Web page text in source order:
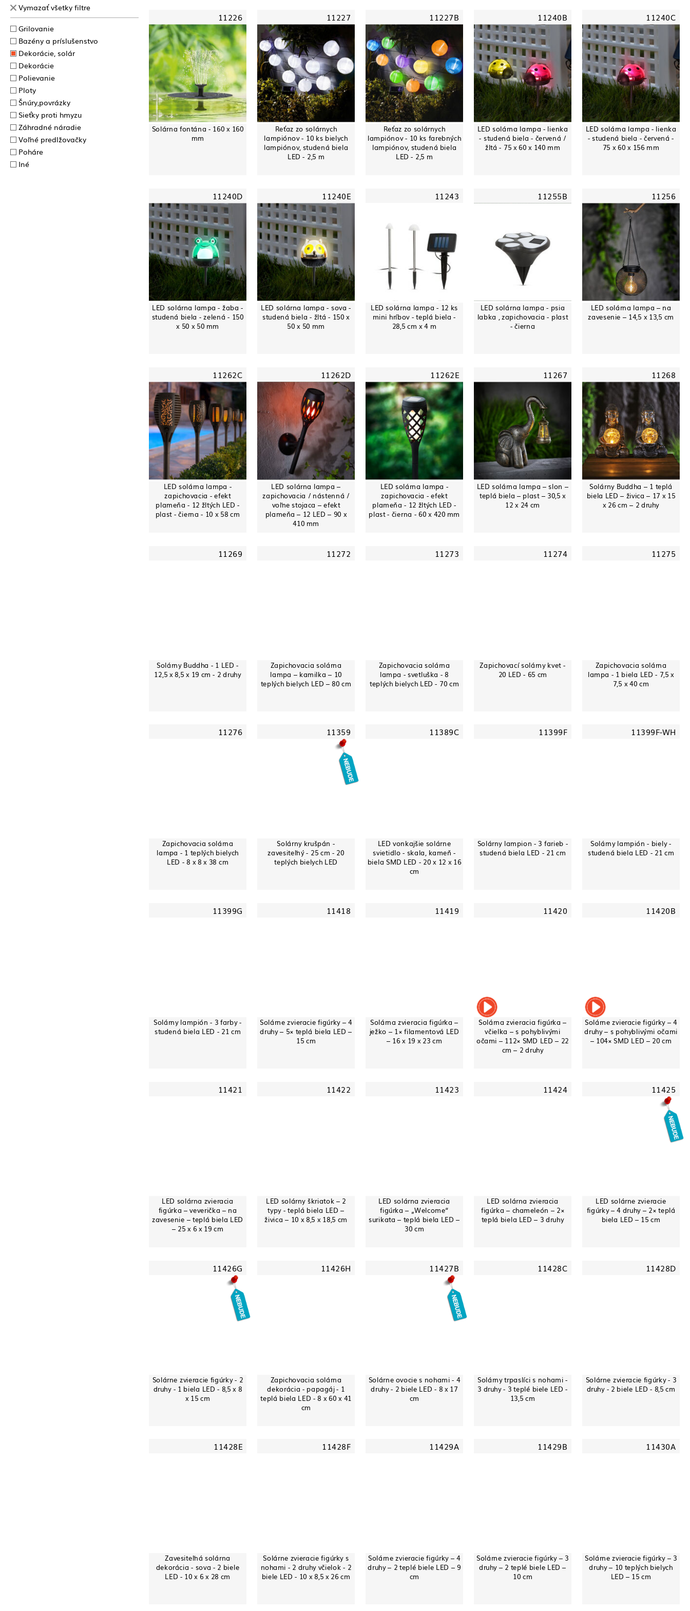
Vymazať všetky filtre
Grilovanie
Bazény a príslušenstvo
Dekorácie, solár
Dekorácie
Polievanie
Ploty
Šnúry,povrázky
Sieťky proti hmyzu
Záhradné náradie
Voľné predlžovačky
Poháre
Iné
11226
Solárna fontána - 160 x 160
mm
11227
Reťaz zo solárnych
lampiónov - 10 ks bielych
lampiónov, studená biela
LED - 2,5 m
11227B
Reťaz zo solárnych
lampiónov - 10 ks farebných
lampiónov, studená biela
LED - 2,5 m
11240B
LED solárna lampa - lienka
- studená biela - červená /
žltá - 75 x 60 x 140 mm
11240C
LED solárna lampa - lienka
- studená biela - červená -
75 x 60 x 156 mm
11240D
LED solárna lampa - žaba -
studená biela - zelená - 150
x 50 x 50 mm
11240E
LED solárna lampa - sova -
studená biela - žltá - 150 x
50 x 50 mm
11243
LED solárna lampa - 12 ks
mini hríbov - teplá biela -
28,5 cm x 4 m
11255B
LED solárna lampa - psia
labka , zapichovacia - plast
- čierna
11256
LED solárna lampa – na
zavesenie – 14,5 x 13,5 cm
11262C
LED solárna lampa -
zapichovacia - efekt
plameňa - 12 žltých LED -
plast - čierna - 10 x 58 cm
11262D
LED solárna lampa –
zapichovacia / nástenná /
voľne stojaca – efekt
plameňa – 12 LED – 90 x
410 mm
11262E
LED solárna lampa -
zapichovacia - efekt
plameňa - 12 žltých LED -
plast - čierna - 60 x 420 mm
11267
LED solárna lampa – slon –
teplá biela – plast – 30,5 x
12 x 24 cm
11268
Solárny Buddha – 1 teplá
biela LED – živica – 17 x 15
x 26 cm – 2 druhy
11269
Solárny Buddha - 1 LED -
12,5 x 8,5 x 19 cm - 2 druhy
11272
Zapichovacia solárna
lampa – kamilka – 10
teplých bielych LED – 80 cm
11273
Zapichovacia solárna
lampa - svetluška - 8
teplých bielych LED - 70 cm
11274
Zapichovací solárny kvet -
20 LED - 65 cm
11275
Zapichovacia solárna
lampa - 1 biela LED - 7,5 x
7,5 x 40 cm
11276
Zapichovacia solárna
lampa - 1 teplých bielych
LED - 8 x 8 x 38 cm
11359
Solárny krušpán -
zavesiteľný - 25 cm - 20
teplých bielych LED
11389C
LED vonkajšie solárne
svietidlo - skala, kameň -
biela SMD LED - 20 x 12 x 16
cm
11399F
Solárny lampion - 3 farieb -
studená biela LED - 21 cm
11399F-WH
Solárny lampión - biely -
studená biela LED - 21 cm
11399G
Solárny lampión - 3 farby -
studená biela LED - 21 cm
11418
Solárne zvieracie figúrky – 4
druhy – 5× teplá biela LED –
15 cm
11419
Solárna zvieracia figúrka –
ježko – 1× filamentová LED
– 16 x 19 x 23 cm
11420
Solárna zvieracia figúrka –
včielka – s pohyblivými
očami – 112× SMD LED – 22
cm – 2 druhy
11420B
Solárne zvieracie figúrky – 4
druhy – s pohyblivými očami
– 104× SMD LED – 20 cm
11421
LED solárna zvieracia
figúrka – veverička – na
zavesenie – teplá biela LED
– 25 x 6 x 19 cm
11422
LED solárny škriatok – 2
typy - teplá biela LED –
živica – 10 x 8,5 x 18,5 cm
11423
LED solárna zvieracia
figúrka – „Welcome“
surikata – teplá biela LED –
30 cm
11424
LED solárna zvieracia
figúrka – chameleón – 2×
teplá biela LED – 3 druhy
11425
LED solárne zvieracie
figúrky – 4 druhy – 2× teplá
biela LED – 15 cm
11426G
Solárne zvieracie figúrky - 2
druhy - 1 biela LED - 8,5 x 8
x 15 cm
11426H
Zapichovacia solárna
dekorácia - papagáj - 1
teplá biela LED - 8 x 60 x 41
cm
11427B
Solárne ovocie s nohami - 4
druhy - 2 biele LED - 8 x 17
cm
11428C
Solárny trpaslíci s nohami -
3 druhy - 3 teplé biele LED -
13,5 cm
11428D
Solárne zvieracie figúrky - 3
druhy - 2 biele LED - 8,5 cm
11428E
Zavesiteľná solárna
dekorácia - sova - 2 biele
LED - 10 x 6 x 28 cm
11428F
Solárne zvieracie figúrky s
nohami - 2 druhy včielok - 2
biele LED - 10 x 8,5 x 26 cm
11429A
Solárne zvieracie figúrky – 4
druhy – 2 teplé biele LED – 9
cm
11429B
Solárne zvieracie figúrky – 3
druhy – 2 teplé biele LED –
10 cm
11430A
Solárne zvieracie figúrky – 3
druhy – 10 teplých bielych
LED – 15 cm